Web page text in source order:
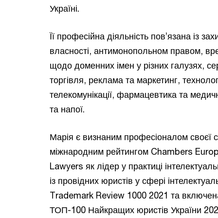
Україні.
Її професійна діяльність пов’язана із
власності, антимонопольном правом,
щодо доменних імен у різних галузях,
торгівля, реклама та маркетинг,
телекомунікації, фармацевтика та
та напої.
Марія є визнаним професіоналом своєї
міжнародним рейтингом Chambers
Lawyers як лідер у практиці
із провідних юристів у сфері
Trademark Review 1000 2021 та
ТОП-100 Найкращих юристів України